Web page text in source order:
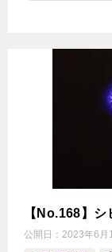
【No.168】
公開日： 2023年6月